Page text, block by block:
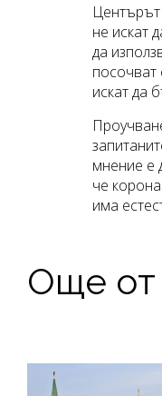
Центърът
не искат
да
посочват
искат да
мнение е
че
има
Още от